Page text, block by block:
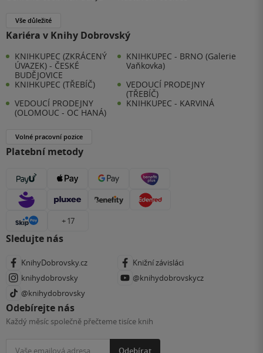
Vše důležité
Kariéra v Knihy Dobrovský
KNIHKUPEC (ZKRÁCENÝ
ÚVAZEK) - ČESKÉ
BUDĚJOVICE
KNIHKUPEC - BRNO (Galerie
Vaňkovka)
KNIHKUPEC (TŘEBÍČ)
VEDOUCÍ PRODEJNY
(TŘEBÍČ)
VEDOUCÍ PRODEJNY
(OLOMOUC - OC HANÁ)
KNIHKUPEC - KARVINÁ
Volné pracovní pozice
Platební metody
+ 17
Sledujte nás
KnihyDobrovsky.cz
Knižní závisláci
knihydobrovsky
@knihydobrovskycz
@knihydobrovsky
Odebírejte nás
Každý měsíc společně přečteme tisíce knih
Odebírat